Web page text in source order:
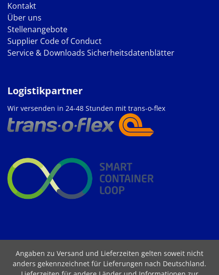
Kontakt
Über uns
Stellenangebote
Supplier Code of Conduct
Service & Downloads Sicherheitsdatenblätter
Logistikpartner
Wir versenden in 24-48 Stunden mit trans-o-flex
Angaben zu Versand und Lieferzeiten gelten soweit nicht
anders gekennzeichnet für Lieferungen nach Deutschland.